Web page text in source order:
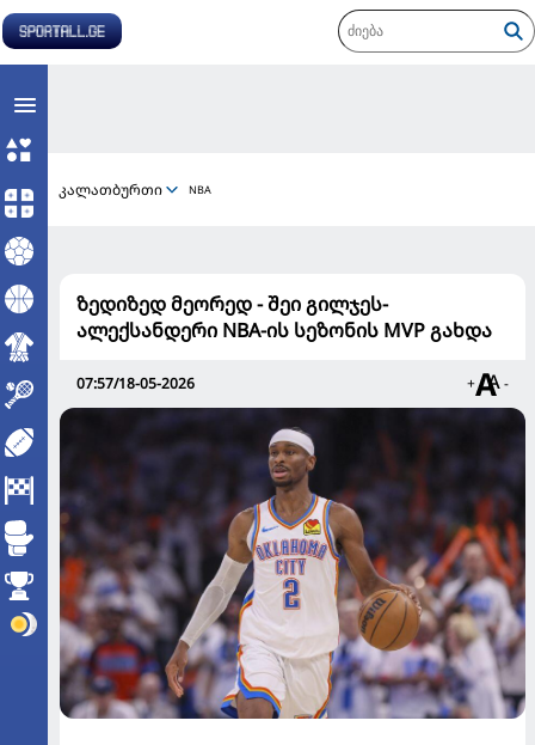
კალათბურთი NBA
ზედიზედ მეორედ - შეი გილჯეს-
ალექსანდერი NBA-ის სეზონის MVP გახდა
07:57/18-05-2026 + -